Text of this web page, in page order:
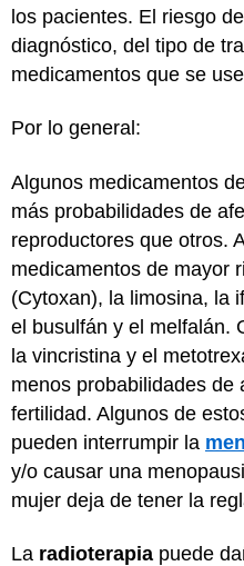
los pacientes. El riesgo
diagnóstico, del tipo de
medicamentos que se
Por lo general:
Algunos medicamentos
más probabilidades de
reproductores que otros.
medicamentos de mayor
(Cytoxan), la limosina, la
el busulfán y el melfalán.
la vincristina y el
menos probabilidades de
fertilidad. Algunos de
pueden interrumpir la
y/o causar una
mujer deja de tener la
La radioterapia puede